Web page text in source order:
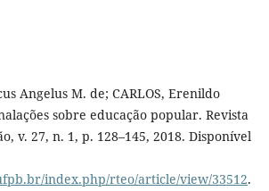
Angelus M. de; CARLOS, Erenildo
sobre educação popular. Revista
v. 27, n. 1, p. 128–145, 2018. Disponível
index.php/rteo/article/view/33512.